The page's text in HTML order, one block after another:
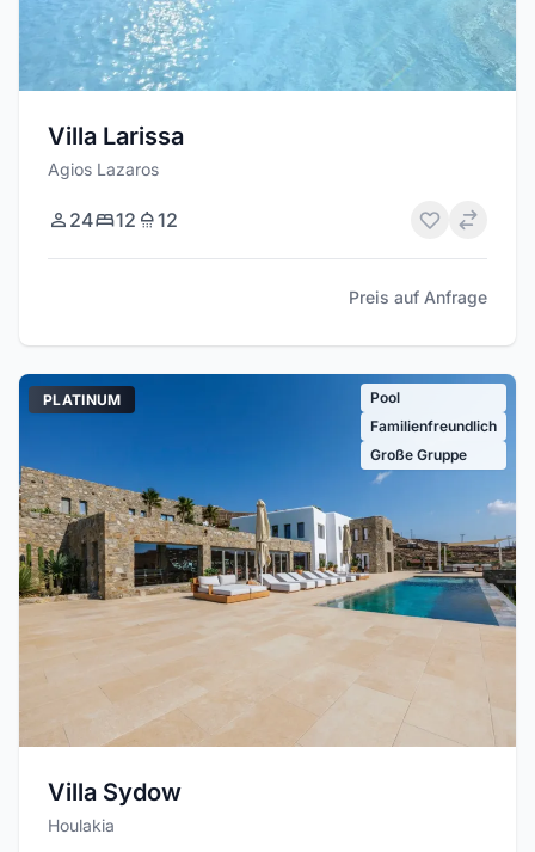
Villa Larissa
Agios Lazaros
24 12 12
Preis auf Anfrage
PLATINUM
Pool
Familienfreundlich
Große Gruppe
Villa Sydow
Houlakia